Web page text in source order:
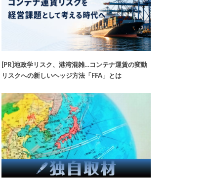
[PR]地政学リスク、港湾混雑…コンテナ運賃の変動
リスクへの新しいヘッジ方法「FFA」とは